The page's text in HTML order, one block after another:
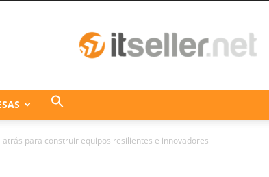
para construir equipos resilientes e innovadores